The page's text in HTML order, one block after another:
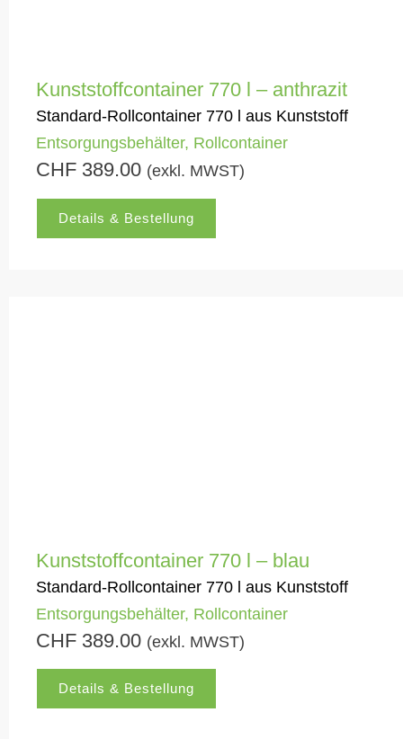
Kunststoffcontainer 770 l – anthrazit
Standard-Rollcontainer 770 l aus Kunststoff
Entsorgungsbehälter, Rollcontainer
CHF 389.00 (exkl. MWST)
Details & Bestellung
Kunststoffcontainer 770 l – blau
Standard-Rollcontainer 770 l aus Kunststoff
Entsorgungsbehälter, Rollcontainer
CHF 389.00 (exkl. MWST)
Details & Bestellung